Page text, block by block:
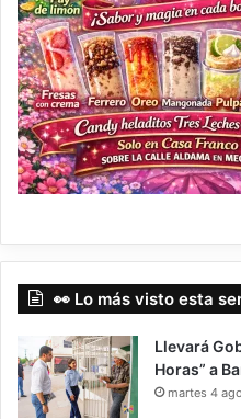
👀 Lo más visto esta
Llevará
Horas” a
martes 4